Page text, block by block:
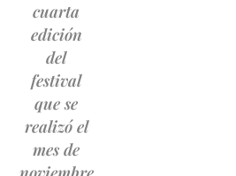
cuarta
edición
del
festival
que se
realizó el
mes de